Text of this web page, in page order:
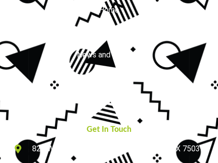
Home
News and Updates
Get In Touch
825 W ROYAL LN, SUITE # 230, IRVING, TX 75039